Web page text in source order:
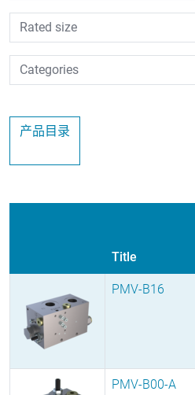
产品目录
Title
PMV-B16
PMV-B00-A